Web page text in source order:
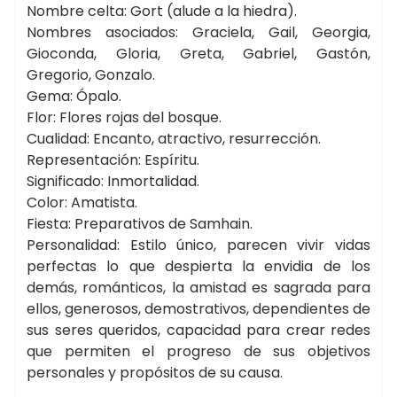
Nombre celta: Gort (alude a la hiedra).
Nombres asociados: Graciela, Gail, Georgia,
Gioconda, Gloria, Greta, Gabriel, Gastón,
Gregorio, Gonzalo.
Gema: Ópalo.
Flor: Flores rojas del bosque.
Cualidad: Encanto, atractivo, resurrección.
Representación: Espíritu.
Significado: Inmortalidad.
Color: Amatista.
Fiesta: Preparativos de Samhain.
Personalidad: Estilo único, parecen vivir vidas
perfectas lo que despierta la envidia de los
demás, románticos, la amistad es sagrada para
ellos, generosos, demostrativos, dependientes de
sus seres queridos, capacidad para crear redes
que permiten el progreso de sus objetivos
personales y propósitos de su causa.